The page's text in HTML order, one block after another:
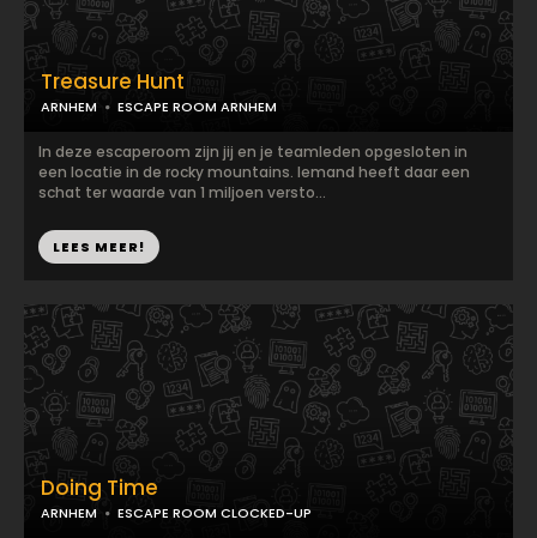
Doing Time
ARNHEM ESCAPE ROOM CLOCKED-UP
Treasure Hunt
ARNHEM ESCAPE ROOM ARNHEM
In deze escaperoom zijn jij en je teamleden opgesloten in
een locatie in de rocky mountains. Iemand heeft daar een
schat ter waarde van 1 miljoen versto...
LEES MEER!